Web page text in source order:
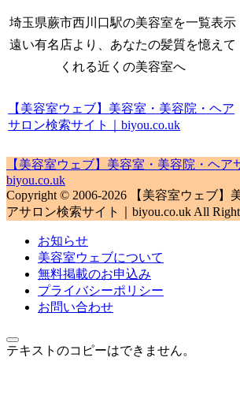
埼玉県蕨市西川口駅の美容室を一覧表示
遠い有名店より、あなたの髪質を憶えて
くれる近くの美容室へ
【美容室ウェブ】美容室・美容院・ヘア
サロン検索サイト｜biyou.co.uk
【美容室ウェブ】美容室・美容院・ヘア
biyou.co.uk
Copyright © 2006-2026 【美容室ウェブ】
アサロン検索サイト｜biyou.co.uk All
お知らせ
美容室ウェブについて
無料掲載のお申込み
プライバシーポリシー
お問い合わせ
テキストのコピーはできません。